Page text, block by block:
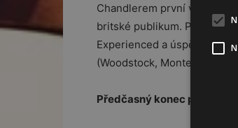
Chandlerem první vlastní
britské publikum. Před
Experienced a úspěchu již
(Woodstock, Monterey…),
Předčasný konec příběhu